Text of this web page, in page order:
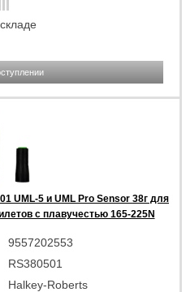
UML-5 и UML Pro Sensor 38г для
с плавучестью 165-225N
9557202553
RS380501
Halkey-Roberts